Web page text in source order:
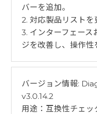
バーを追加。
2. 対応製品リストを
3. インターフェース
ジを改善し、操作性
バージョン情報:
v3.0.14.2
用途：互換性チェッ